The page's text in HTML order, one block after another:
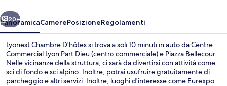
Avanti
20+
PanoramicaCamerePosizioneRegolamenti
Lyonest Chambre D'hôtes si trova a soli 10 minuti in auto da Centre
Commercial Lyon Part Dieu (centro commerciale) e Piazza Bellecour.
Nelle vicinanze della struttura, ci sarà da divertirsi con attività come
sci di fondo e sci alpino. Inoltre, potrai usufruire gratuitamente di
parcheggio e altri servizi. Inoltre, luoghi d'interesse come Eurexpo